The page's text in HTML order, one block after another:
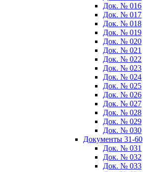
Док. № 016
Док. № 017
Док. № 018
Док. № 019
Док. № 020
Док. № 021
Док. № 022
Док. № 023
Док. № 024
Док. № 025
Док. № 026
Док. № 027
Док. № 028
Док. № 029
Док. № 030
Документы 31-60
Док. № 031
Док. № 032
Док. № 033